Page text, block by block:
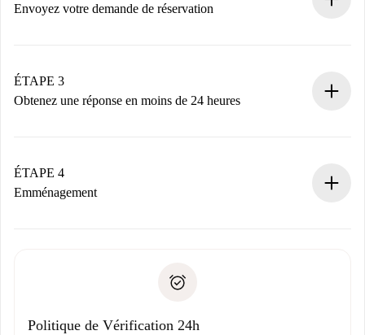
nécessaires.
Envoyez votre demande de réservation
Nous ne vous facturerons rien tant que le propriétaire
n’aura pas accepté.
ÉTAPE 3
Obtenez une réponse en moins de 24 heures
contact avec le propriétaire.
Si refusé : aucun prélèvement et nous vous proposerons
Justificatif de solvabilité
ÉTAPE 4
Emménagement
uniquement si aucun problème n'est signalé.
Politique de Vérification 24h